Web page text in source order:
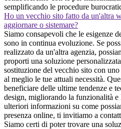
semplificando le procedure
Ho un vecchio sito fatto da un'altra
aggiornare o sistemare?
Siamo consapevoli che le esigenze
sono in continua evoluzione. Se
realizzato da un'altra agenzia,
proporti una soluzione
sostituzione del vecchio sito con
al meglio le tue attuali necessità.
beneficiare delle ultime tendenze e
design, migliorando la funzionalità
ulteriori informazioni su come
presenza online, ti invitiamo a
Siamo certi di poter trovare una